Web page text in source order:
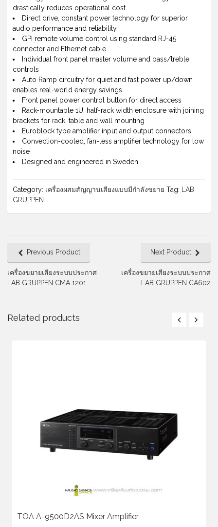
drastically reduces operational cost
Direct drive, constant power technology for superior
audio performance and reliability
GPI remote volume control using standard RJ-45
connector and Ethernet cable
Individual front panel master volume and bass/treble
controls
Auto Ramp circuitry for quiet and fast power up/down
enables real-world energy savings
Front panel power control button for direct access
Rack-mountable 1U, half-rack width enclosure with joining
brackets for rack, table and wall mounting
Euroblock type amplifier input and output connectors
Convection-cooled, fan-less amplifier technology for low
noise
Designed and engineered in Sweden
Category: เครื่องผสมสัญญานเสียงแบบมีกำลังขยาย Tag: LAB
GRUPPEN
Previous Product
เครื่องขยายเสียงระบบประกาศ
LAB GRUPPEN CMA 1201
Next Product
เครื่องขยายเสียงระบบประกาศ
LAB GRUPPEN CA602
Related products
TOA A-9500D2AS Mixer Amplifier